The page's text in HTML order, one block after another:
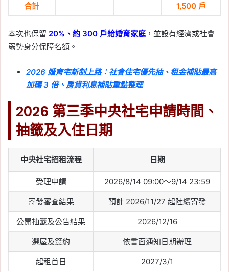
合計 1,500 戶
本次也保留 20%、約 300 戶給婚育家庭 ，並設有經濟或社會
弱勢身分保障名額。
2026 婚育宅新制上路：社會住宅優先抽、租金補貼最高
加碼 3 倍、房貸利息補貼重點整理
2026 第三季中央社宅申請時間、
抽籤及入住日期
中央社宅招租流程 日期
受理申請 2026/8/14 09:00～9/14 23:59
寄發審查結果 預計 2026/11/27 起陸續寄發
公開抽籤及公告結果 2026/12/16
選屋及簽約 依書面通知日期辦理
起租首日 2027/3/1